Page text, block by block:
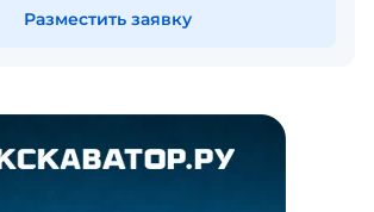
Разместить заявку